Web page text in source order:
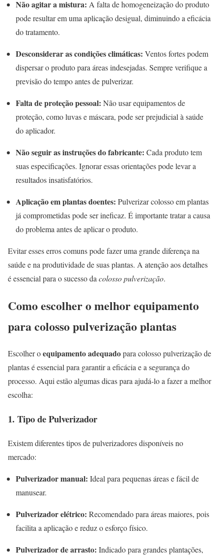
Não agitar a mistura: A falta de homogeneização do produto
pode resultar em uma aplicação desigual, diminuindo a eficácia
do tratamento.
Desconsiderar as condições climáticas: Ventos fortes podem
dispersar o produto para áreas indesejadas. Sempre verifique a
previsão do tempo antes de pulverizar.
Falta de proteção pessoal: Não usar equipamentos de
proteção, como luvas e máscara, pode ser prejudicial à saúde
do aplicador.
Não seguir as instruções do fabricante: Cada produto tem
suas especificações. Ignorar essas orientações pode levar a
resultados insatisfatórios.
Aplicação em plantas doentes: Pulverizar colosso em plantas
já comprometidas pode ser ineficaz. É importante tratar a causa
do problema antes de aplicar o produto.
Evitar esses erros comuns pode fazer uma grande diferença na
saúde e na produtividade de suas plantas. A atenção aos detalhes
é essencial para o sucesso dacolosso pulverização.
Como escolher o melhor equipamento
para colosso pulverização plantas
Escolher oequipamento adequadopara colosso pulverização de
plantas é essencial para garantir a eficácia e a segurança do
processo. Aqui estão algumas dicas para ajudá-lo a fazer a melhor
escolha:
1. Tipo de Pulverizador
Existem diferentes tipos de pulverizadores disponíveis no
mercado:
Pulverizador manual: Ideal para pequenas áreas e fácil de
manusear.
Pulverizador elétrico: Recomendado para áreas maiores, pois
facilita a aplicação e reduz o esforço físico.
Pulverizador de arrasto: Indicado para grandes plantações,